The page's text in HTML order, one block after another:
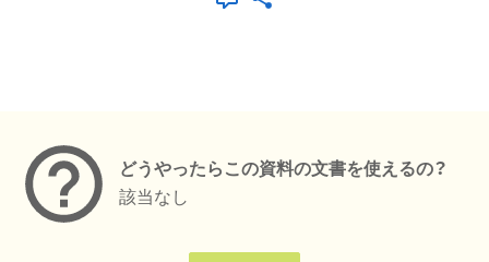
どうやったらこの資料の文書を使えるの？
該当なし